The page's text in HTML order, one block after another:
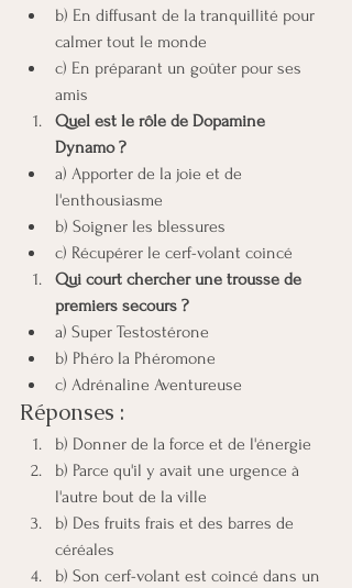
b) En diffusant de la tranquillité pour
calmer tout le monde
c) En préparant un goûter pour ses
amis
Quel est le rôle de Dopamine
Dynamo ?
a) Apporter de la joie et de
l'enthousiasme
b) Soigner les blessures
c) Récupérer le cerf-volant coincé
Qui court chercher une trousse de
premiers secours ?
a) Super Testostérone
b) Phéro la Phéromone
c) Adrénaline Aventureuse
Réponses :
b) Donner de la force et de l'énergie
b) Parce qu'il y avait une urgence à
l'autre bout de la ville
b) Des fruits frais et des barres de
céréales
b) Son cerf-volant est coincé dans un